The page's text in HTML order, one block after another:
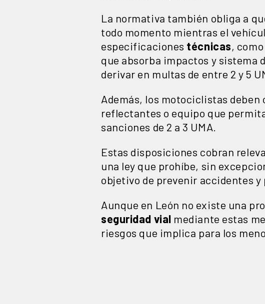
La normativa también obliga a
todo momento mientras el
especificaciones técnicas,
que absorba impactos y sistema
derivar en multas de entre 2 y 5
Además, los motociclistas
reflectantes o equipo que
sanciones de 2 a 3 UMA.
Estas disposiciones cobran
una ley que prohíbe, sin
objetivo de prevenir accidentes
Aunque en León no existe una
seguridad vial mediante estas
riesgos que implica para los